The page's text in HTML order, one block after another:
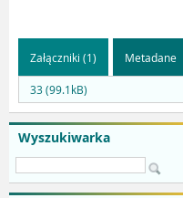
Wyszukiwarka
Załączniki (1) Metadane
33 (99.1kB)